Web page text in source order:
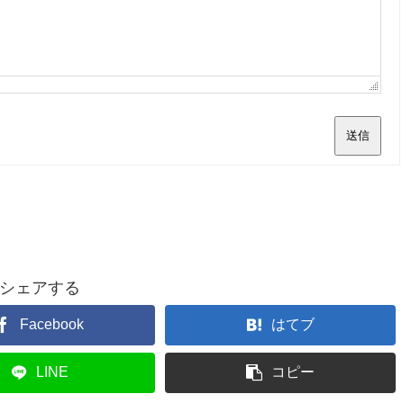
送信
シェアする
Facebook はてブ
LINE コピー